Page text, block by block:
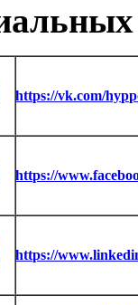
https://vk.com/
https://
https://